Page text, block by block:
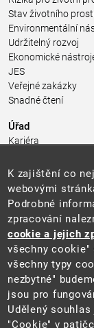
Stav životního
Environmentální
Udržitelný rozvoj
Ekonomické
JES
Veřejné zakázky
Snadné čtení
Úřad
Kariéra
Pro média a
Povinně
Kontakty
Přistupnost budovy
Web
Aktuality
Ochrana osobních
Prohlášení o
Zásady používání
Mapa webu
K zajištění co
webovými
Podrobné
zpracování
cookie a jejich
všechny cookie"
všechny typy
nezbytné"
jsou pro
Udělený
"Cookie" v